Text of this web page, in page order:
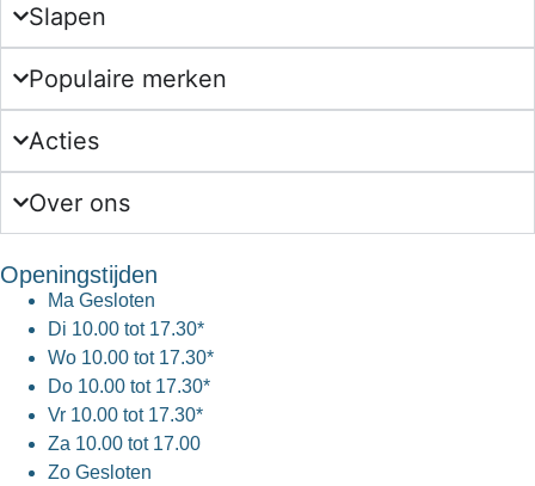
Slapen
Populaire merken
Acties
Over ons
Openingstijden
Ma Gesloten
Di 10.00 tot 17.30*
Wo 10.00 tot 17.30*
Do 10.00 tot 17.30*
Vr 10.00 tot 17.30*
Za 10.00 tot 17.00
Zo Gesloten